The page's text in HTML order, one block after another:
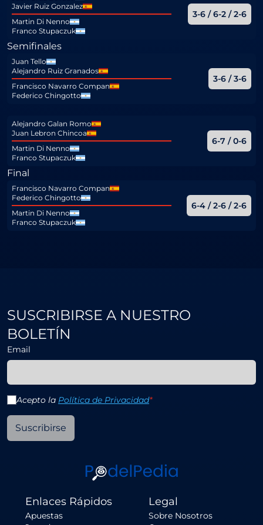
Javier Ruiz Gonzalez
Martin Di Nenno
Franco Stupaczuk
3-6 / 6-2 / 2-6
Semifinales
Juan Tello
Alejandro Ruiz Granados
Francisco Navarro Compan
Federico Chingotto
3-6 / 3-6
Alejandro Galan Romo
Juan Lebron Chincoa
Martin Di Nenno
Franco Stupaczuk
6-7 / 0-6
Final
Francisco Navarro Compan
Federico Chingotto
Martin Di Nenno
Franco Stupaczuk
6-4 / 2-6 / 2-6
SUSCRIBIRSE A NUESTRO
BOLETÍN
Email
Acepto la Política de Privacidad*
Suscribirse
Enlaces Rápidos
Apuestas
Legal
Sobre Nosotros